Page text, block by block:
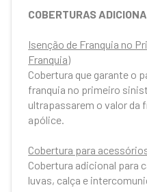
COBERTURAS
Isenção de Franquia no
Franquia)
Cobertura que garante o
franquia no primeiro
ultrapassarem o valor da
apólice.
Cobertura para
Cobertura adicional para
luvas, calça e